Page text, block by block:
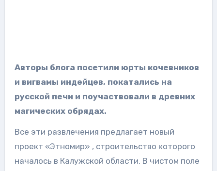
Авторы блога посетили юрты кочевников
и вигвамы индейцев, покатались на
русской печи и поучаствовали в древних
магических обрядах.
Все эти развлечения предлагает новый
проект «Этномир» , строительство которого
началось в Калужской области. В чистом поле